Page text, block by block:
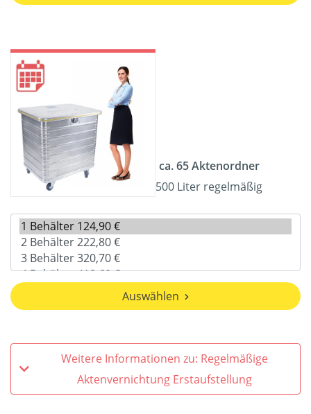
ca. 65 Aktenordner
500 Liter regelmäßig
Auswählen
Weitere Informationen zu: Regelmäßige
Aktenvernichtung Erstaufstellung